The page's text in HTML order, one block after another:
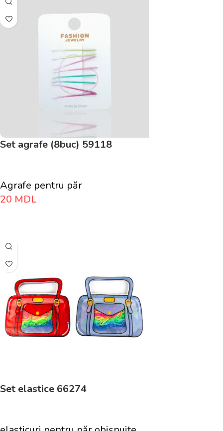
Set agrafe (8buc) 59118
Agrafe pentru păr
20 MDL
Set elastice 66274